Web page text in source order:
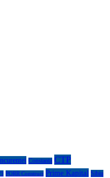
Constanta CTP
PORR Construct Prime Kapital Sibiu